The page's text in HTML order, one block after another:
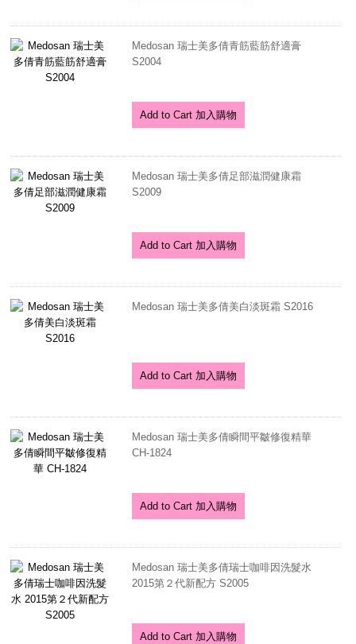
Medosan 瑞士美多倩青筋藍筋舒適膏
S2004
Add to Cart 加入購物
Medosan 瑞士美多倩足部滋潤健康霜
S2009
Add to Cart 加入購物
Medosan 瑞士美多倩美白淡斑霜 S2016
Add to Cart 加入購物
Medosan 瑞士美多倩瞬間平皺修復精華
CH-1824
Add to Cart 加入購物
Medosan 瑞士美多倩瑞士咖啡因洗髮水
2015第２代新配方 S2005
Add to Cart 加入購物